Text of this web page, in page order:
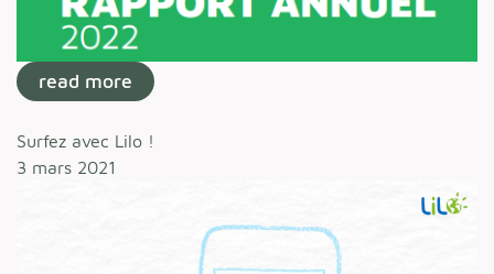
read more
Surfez avec Lilo !
3 mars 2021